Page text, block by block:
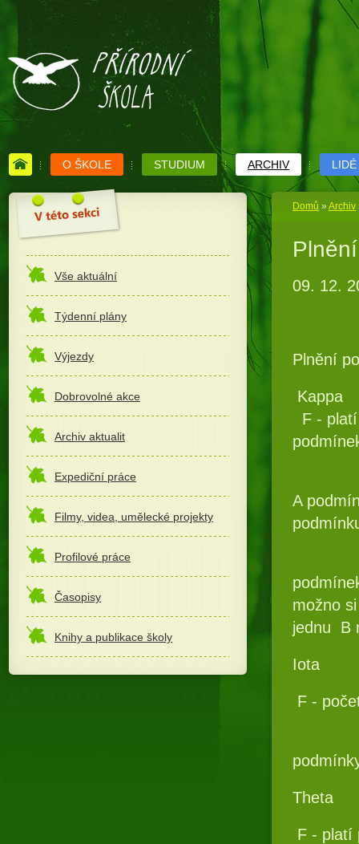
O ŠKOLE STUDIUM ARCHIV LIDÉ
Vše aktuální
Týdenní plány
Výjezdy
Dobrovolné akce
Archiv aktualit
Expediční práce
Filmy, videa, umělecké projekty
Profilové práce
Časopisy
Knihy a publikace školy
Domů » Archiv
09. 12.
Plnění
Kappa
F -
A
možno
jednu
B
Iota
F -
Theta
F - platí